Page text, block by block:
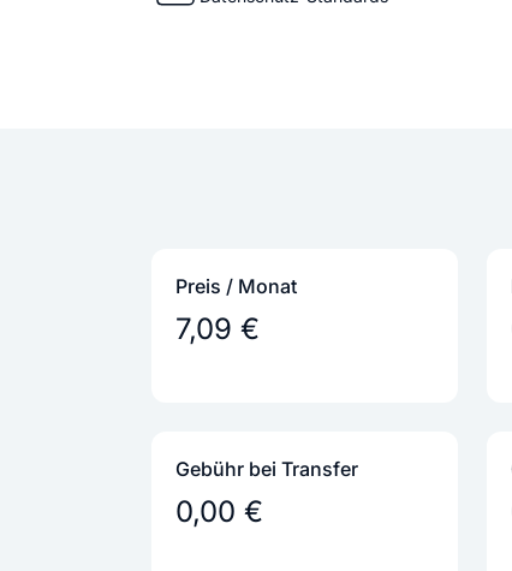
Preis / Monat
7,09 €
Gebühr bei Transfer
0,00 €